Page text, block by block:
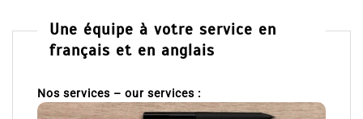
Une équipe à votre service en
français et en anglais
Nos services – our services :